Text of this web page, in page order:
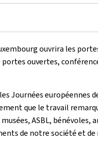
ouvrira les
ouvertes,
Journées
que le travail
ASBL, bénévoles,
de notre société et